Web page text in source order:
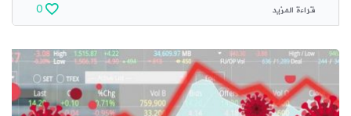
قراءة المزيد 0